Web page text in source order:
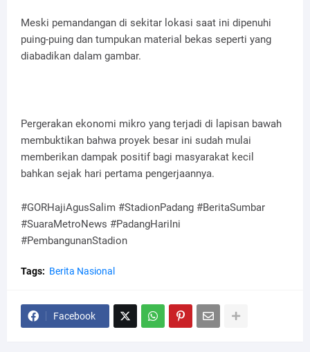
Meski pemandangan di sekitar lokasi saat ini dipenuhi
puing-puing dan tumpukan material bekas seperti yang
diabadikan dalam gambar.
Pergerakan ekonomi mikro yang terjadi di lapisan bawah
membuktikan bahwa proyek besar ini sudah mulai
memberikan dampak positif bagi masyarakat kecil
bahkan sejak hari pertama pengerjaannya.
#GORHajiAgusSalim #StadionPadang #BeritaSumbar
#SuaraMetroNews #PadangHariIni
#PembangunanStadion
Tags: Berita Nasional
Facebook